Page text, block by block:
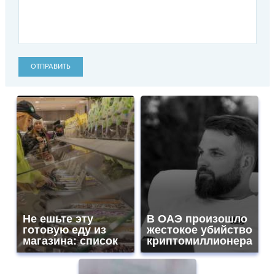
ОТПРАВИТЬ
Не ешьте эту
готовую еду из
магазина: список
В ОАЭ произошло
жестокое убийство
криптомиллионера